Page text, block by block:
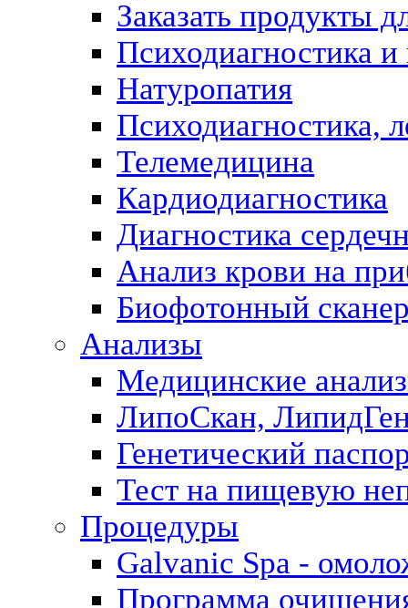
Заказать продукты
Психодиагностика
Натуропатия
Психодиагностика,
Телемедицина
Кардиодиагностика
Диагностика
Анализ крови на
Биофотонный
Анализы
Медицинские
ЛипоСкан,
Генетический
Тест на пищевую
Процедуры
Galvanic Spa -
Программа